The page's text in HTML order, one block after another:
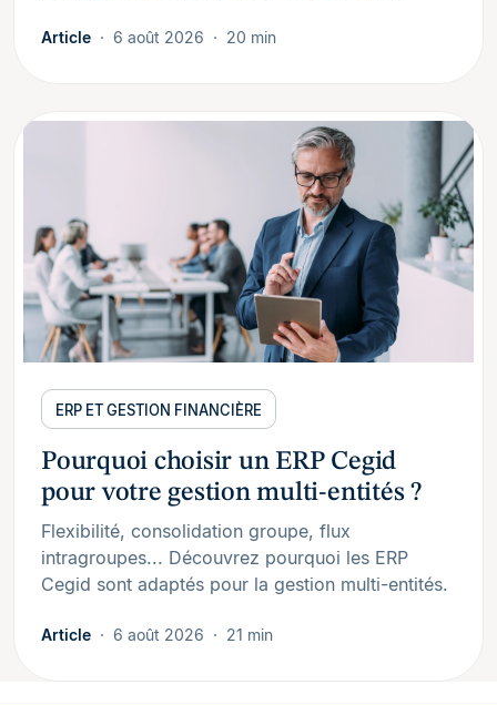
Article 6 août 2026 20 min
ERP ET GESTION FINANCIÈRE
Pourquoi choisir un ERP Cegid
pour votre gestion multi-entités ?
Flexibilité, consolidation groupe, flux
intragroupes... Découvrez pourquoi les ERP
Cegid sont adaptés pour la gestion multi-entités.
Article 6 août 2026 21 min